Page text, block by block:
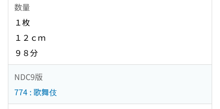
数量
１枚
１２ｃｍ
９８分
NDC9版
774 : 歌舞伎